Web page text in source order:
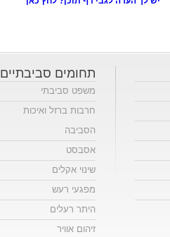
תחומים סביבתיים
משפט סביבתי
חרבות ברזל ואיכות
הסביבה
אסבסט
שינוי אקלים
מפגעי רעש
היתר רעלים
זיהום אוויר